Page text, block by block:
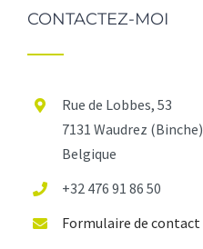
CONTACTEZ-MOI
Rue de Lobbes, 53
7131 Waudrez (Binche)
Belgique
+32 476 91 86 50
Formulaire de contact